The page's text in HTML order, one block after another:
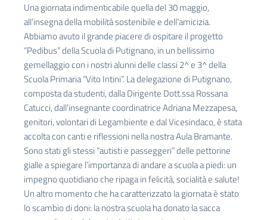
Unagiornata indimenticabile quella del 30 maggio,
all’insegna della mobilità sostenibile e dell’amicizia.
Abbiamo avuto il grande piacere di ospitare il progetto
“Pedibus” della Scuoladi Putignano, in un bellissimo
gemellaggio con i nostri alunni delle classi 2^ e 3^ della
Scuola Primaria “Vito Intini”. La delegazione di Putignano,
composta da studenti, dalla Dirigente Dott.ssa Rossana
Catucci, dall’insegnante coordinatrice Adriana Mezzapesa,
genitori, volontari di Legambiente e dal Vicesindaco, è stata
accolta con canti e riflessioni nella nostra Aula Bramante.
Sono stati gli stessi “autisti e passeggeri” delle pettorine
gialle a spiegare l’importanza di andare a scuola a piedi: un
impegno quotidiano che ripaga in felicità, socialità e salute!
Un altro momento che ha caratterizzato la giornata è stato
lo scambio di doni: la nostra scuola ha donato la sacca